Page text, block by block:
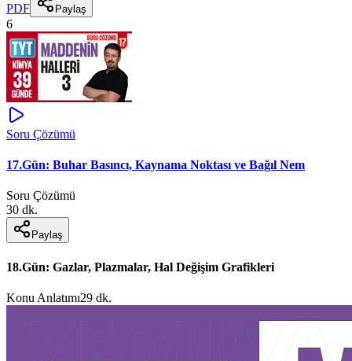
PDF Paylaş
6
Soru Çözümü
17.Gün: Buhar Basıncı, Kaynama Noktası ve Bağıl Nem
Soru Çözümü
30 dk.
Paylaş
18.Gün: Gazlar, Plazmalar, Hal Değişim Grafikleri
Konu Anlatımı29 dk.